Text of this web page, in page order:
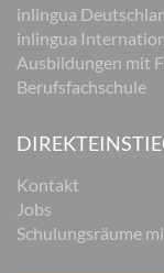
inlingua
inlingua
Ausbildungen mit
Berufsfachschule
Kontakt
Jobs
Schulungsräume